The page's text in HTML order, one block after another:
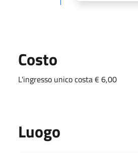
Costo
L'ingresso unico costa € 6,00
Luogo